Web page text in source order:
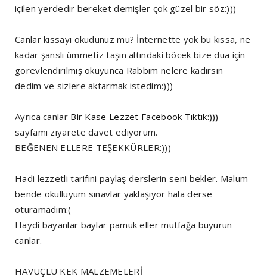
içilen yerdedir bereket demişler çok güzel bir söz:)))
Canlar kıssayı okudunuz mu? İnternette yok bu kıssa, ne
kadar şanslı ümmetiz taşın altındaki böcek bize dua için
görevlendirilmiş okuyunca Rabbim nelere kadirsin
dedim ve sizlere aktarmak istedim:)))
Ayrıca canlar Bir Kase Lezzet Facebook Tıktık:)))
sayfamı ziyarete davet ediyorum.
BEĞENEN ELLERE TEŞEKKÜRLER:)))
Hadi lezzetli tarifini paylaş derslerin seni bekler. Malum
bende okulluyum sınavlar yaklaşıyor hala derse
oturamadım:(
Haydi bayanlar baylar pamuk eller mutfağa buyurun
canlar.
HAVUÇLU KEK MALZEMELERİ